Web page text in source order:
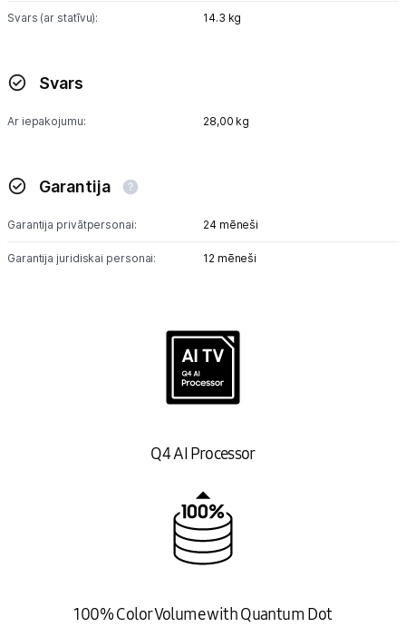
Svars (ar statīvu): 14.3 kg
Svars
Ar iepakojumu: 28,00 kg
Garantija
Garantija privātpersonai: 24 mēneši
Garantija juridiskai personai: 12 mēneši
Q4 AI Processor
100% Color Volume with Quantum Dot